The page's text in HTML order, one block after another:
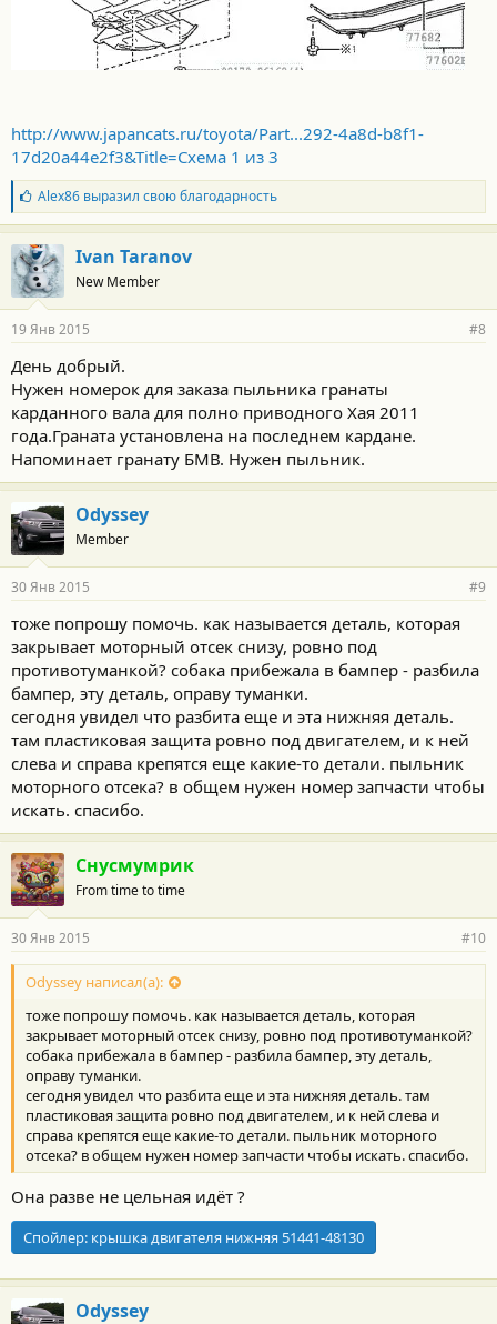
http://www.japancats.ru/toyota/Part...292-4a8d-b8f1-
17d20a44e2f3&Title=Схема 1 из 3
Б
л
а
г
о
д
а
н
с
т
и
:
Alex86выразил свою благодарность
Ivan Taranov
New Member
19 Янв 2015 #8
День добрый.
Нужен номерок для заказа пыльника гранаты
карданного вала для полно приводного Хая 2011
года.Граната установлена на последнем кардане.
Напоминает гранату БМВ. Нужен пыльник.
Odyssey
Member
30 Янв 2015 #9
тоже попрошу помочь. как называется деталь, которая
закрывает моторный отсек снизу, ровно под
противотуманкой? собака прибежала в бампер - разбила
бампер, эту деталь, оправу туманки.
сегодня увидел что разбита еще и эта нижняя деталь.
там пластиковая защита ровно под двигателем, и к ней
слева и справа крепятся еще какие-то детали. пыльник
моторного отсека? в общем нужен номер запчасти чтобы
искать. спасибо.
Снусмумрик
From time to time
30 Янв 2015 #10
Odyssey написал(а):
тоже попрошу помочь. как называется деталь, которая
закрывает моторный отсек снизу, ровно под противотуманкой?
собака прибежала в бампер - разбила бампер, эту деталь,
оправу туманки.
сегодня увидел что разбита еще и эта нижняя деталь. там
пластиковая защита ровно под двигателем, и к ней слева и
справа крепятся еще какие-то детали. пыльник моторного
отсека? в общем нужен номер запчасти чтобы искать. спасибо.
Она разве не цельная идёт ?
Спойлер: крышка двигателя нижняя 51441-48130
Odyssey